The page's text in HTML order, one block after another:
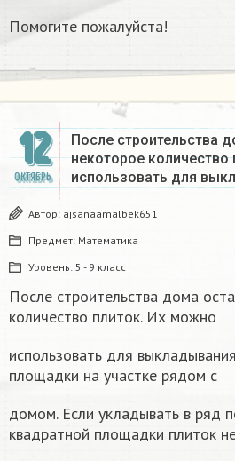
Помогите пожалуйста!
12
ОКТЯБРЬ
После строительства
некоторое
использовать для
Автор: ajsanaamalbek651
Предмет: Математика
Уровень: 5 - 9 класс
После строительства дома
количество плиток. Их можно
использовать для
площадки на участке рядом с
домом. Если укладывать в ряд
квадратной площадки плиток